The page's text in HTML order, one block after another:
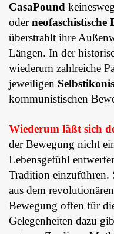
CasaPound
oderneofaschistische
überstrahlt ihre
Längen. In der
wiederum zahlreiche
jeweiligen
kommunistischen
Wiederum läßt sich
der Bewegung nicht
Lebensgefühl
Tradition einzuführen.
aus dem
Bewegung offen für
Gelegenheiten dazu